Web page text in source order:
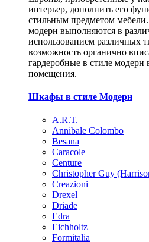
интерьер, дополнить его
стильным предметом
модерн выполняются в
использованием различных
возможность органично
гардеробные в стиле модерн
помещения.
Шкафы в стиле Модерн
A.R.T.
Annibale Colombo
Besana
Caracole
Centure
Christopher Guy
Creazioni
Drexel
Driade
Edra
Eichholtz
Formitalia